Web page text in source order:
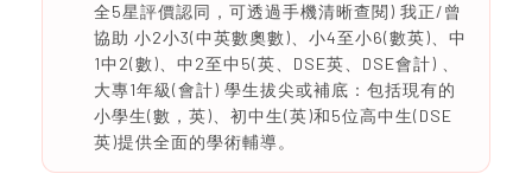
全5星評價認同，可透過手機清晰查閱) 我正/曾
協助 小2小3(中英數奧數)、小4至小6(數英)、中
1中2(數)、中2至中5(英、DSE英、DSE會計) 、
大專1年級(會計) 學生拔尖或補底：包括現有的
小學生(數，英)、初中生(英)和5位高中生(DSE
英)提供全面的學術輔導。